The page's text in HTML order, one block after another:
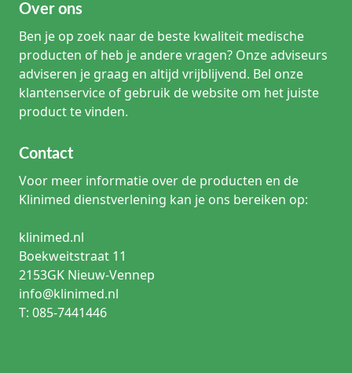
Over ons
Ben je op zoek naar de beste kwaliteit medische
producten of heb je andere vragen? Onze adviseurs
adviseren je graag en altijd vrijblijvend. Bel onze
klantenservice of gebruik de website om het juiste
product te vinden.
Contact
Voor meer informatie over de producten en de
Klinimed dienstverlening kan je ons bereiken op:
klinimed.nl
Boekweitstraat 11
2153GK Nieuw-Vennep
info@klinimed.nl
T: 085-7441446